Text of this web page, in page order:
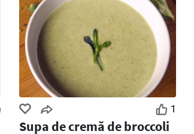
1
Supa de cremă de broccoli